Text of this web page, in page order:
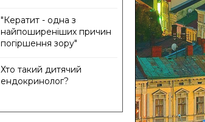
"Кератит - одна з
найпоширеніших причин
погіршення зору"
Хто такий дитячий
ендокринолог?